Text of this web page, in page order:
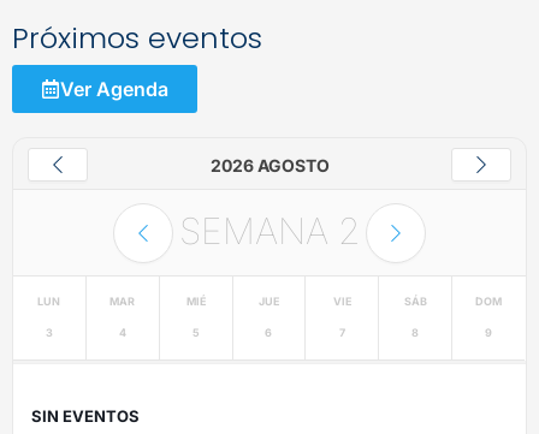
Próximos eventos
Ver Agenda
2026 AGOSTO
SEMANA 2
LUN
3
MAR
4
MIÉ
5
JUE
6
VIE
7
SÁB
8
DOM
9
SIN EVENTOS